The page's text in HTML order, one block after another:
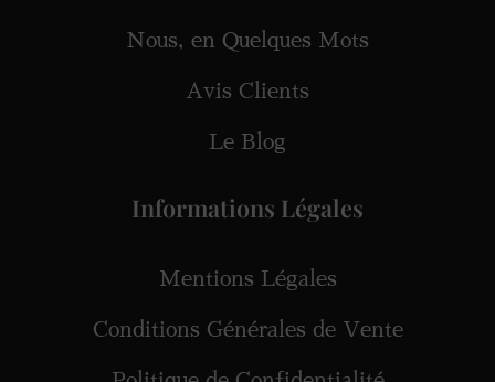
Nous, en Quelques Mots
Avis Clients
Le Blog
Informations Légales
Mentions Légales
Conditions Générales de Vente